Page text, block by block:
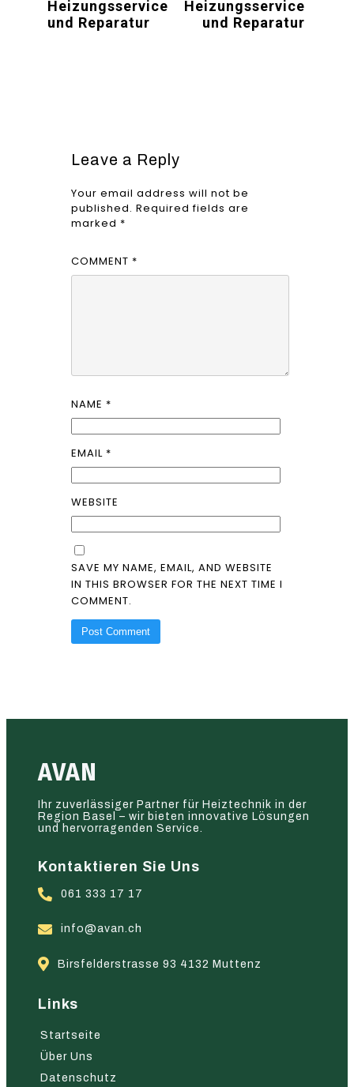
Heizungsservice
und Reparatur
Heizungsservice
und Reparatur
Leave a Reply
Your email address will not be
published. Required fields are
marked *
COMMENT *
NAME *
EMAIL *
WEBSITE
SAVE MY NAME, EMAIL, AND WEBSITE
IN THIS BROWSER FOR THE NEXT TIME I
COMMENT.
AVAN
Ihr zuverlässiger Partner für Heiztechnik in der
Region Basel – wir bieten innovative Lösungen
und hervorragenden Service.
Kontaktieren Sie Uns
061 333 17 17
info@avan.ch
Birsfelderstrasse 93 4132 Muttenz
Links
Startseite
Über Uns
Datenschutz